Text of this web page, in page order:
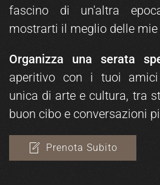
fascino di un'altra
mostrarti il meglio delle mie
Organizza una serata
aperitivo con i tuoi amici
unica di arte e cultura, tra
buon cibo e conversazioni
Prenota Subito